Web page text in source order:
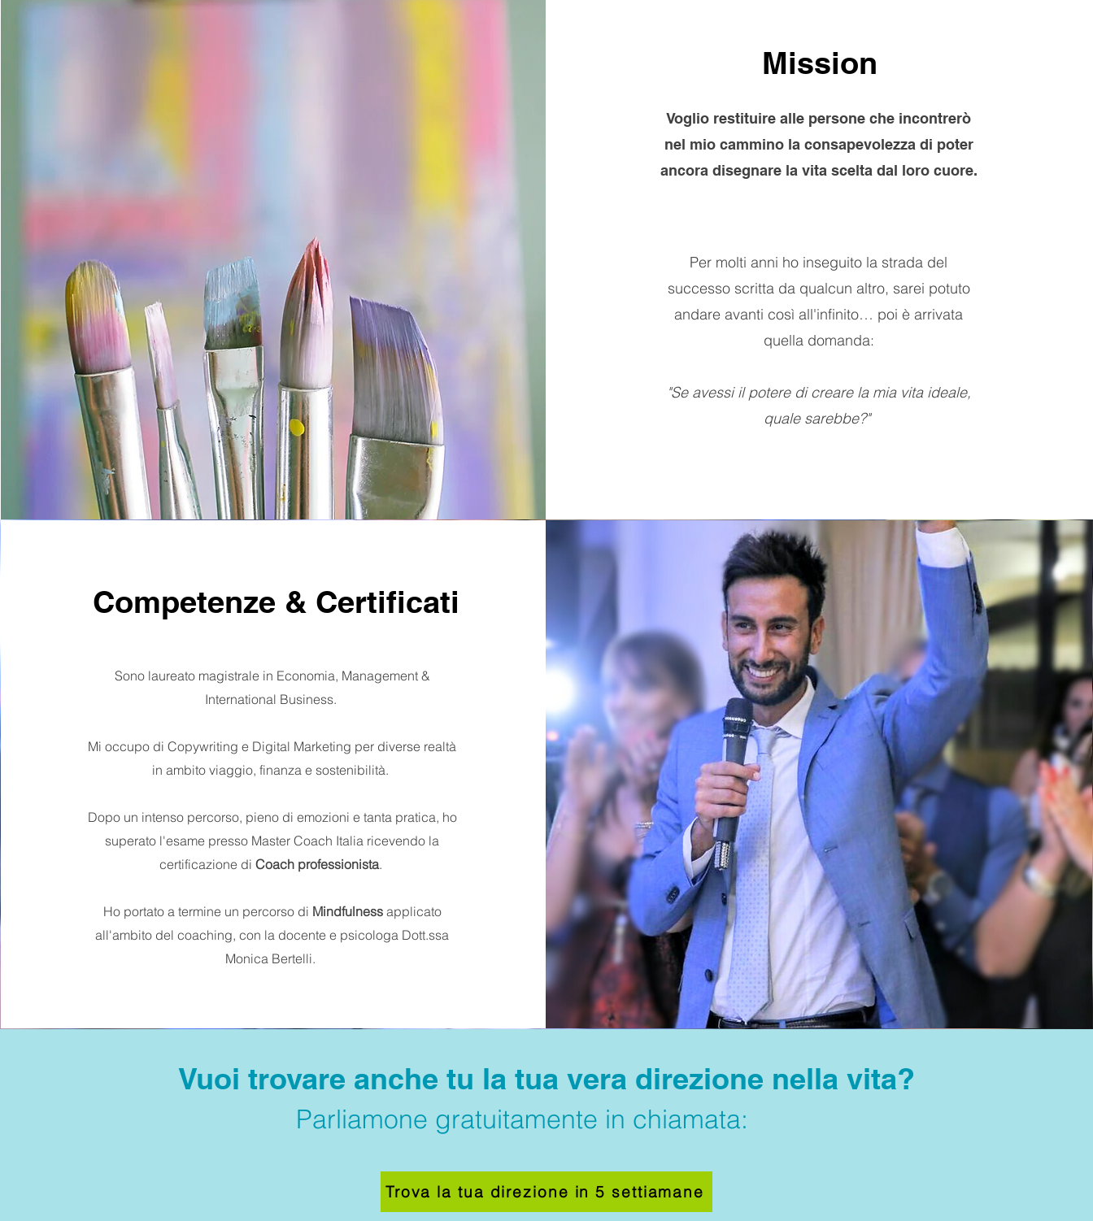
Mission
Voglio restituire alle persone che incontrerò
nel mio cammino la consapevolezza di poter
ancora disegnare la vita scelta dal loro cuore.
Per molti anni ho inseguito la strada del
successo scritta da qualcun altro, sarei potuto
andare avanti così all'infinito… poi è arrivata
quella domanda:
"Se avessi il potere di creare la mia vita ideale,
quale sarebbe?"
Competenze & Certificati
Sono laureato magistrale in Economia, Management &
International Business.
Mi occupo di Copywriting e Digital Marketing per diverse realtà
in ambito viaggio, finanza e sostenibilità.
Dopo un intenso percorso, pieno di emozioni e tanta pratica, ho
superato l'esame presso Master Coach Italia ricevendo la
certificazione di Coach professionista.
Ho portato a termine un percorso di Mindfulness applicato
all'ambito del coaching, con la docente e psicologa Dott.ssa
Monica Bertelli.
Vuoi trovare anche tu la tua vera direzione nella vita?
Parliamone gratuitamente in chiamata:
Trova la tua direzione in 5 settiamane